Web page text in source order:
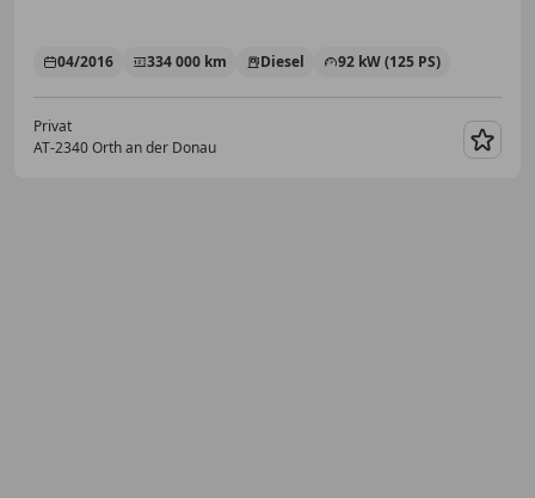
04/2016 334 000 km Diesel 92 kW (125 PS)
Privat
AT-2340 Orth an der Donau